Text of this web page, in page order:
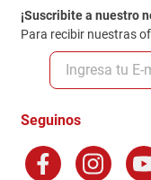
Politica de
Políticas y
Formas de Pago
Terminos y
Factura Electronica
¡Suscribite a nuestro
Para recibir nuestras
Seguinos